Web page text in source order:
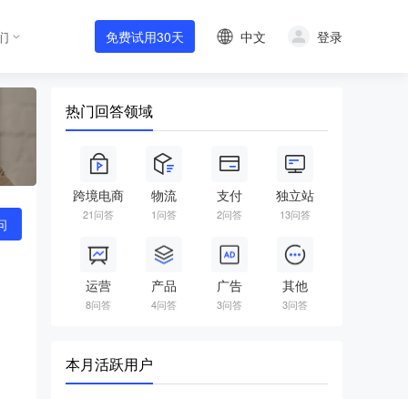
免费试用30天 中文 登录
热门回答领域
跨境电商
21问答
物流
1问答
支付
2问答
独立站
13问答
运营
8问答
产品
4问答
广告
3问答
其他
3问答
本月活跃用户